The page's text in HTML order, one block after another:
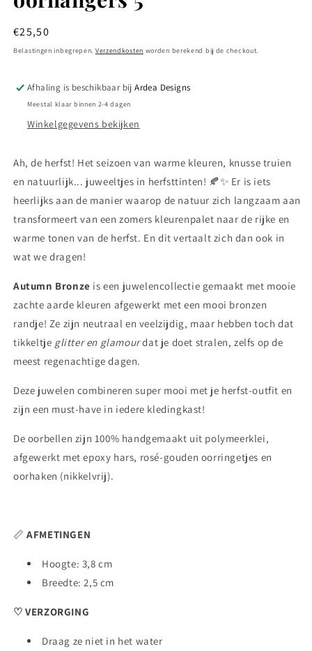
Normale
prijs
€25,50
Belastingen inbegrepen. Verzendkosten worden berekend bij de checkout.
Afhaling is beschikbaar bijArdea Designs
Meestal klaar binnen 2-4 dagen
Winkelgegevens bekijken
Ah, de herfst! Het seizoen van warme kleuren, knusse truien
en natuurlijk... juweeltjes in herfsttinten! 🍂✨ Er is iets
heerlijks aan de manier waarop de natuur zich langzaam aan
transformeert van een zomers kleurenpalet naar de rijke en
warme tonen van de herfst. En dit vertaalt zich dan ook in
wat we dragen!
Autumn Bronze is een juwelencollectie gemaakt met mooie
zachte aarde kleuren afgewerkt met een mooi bronzen
randje! Ze zijn neutraal en veelzijdig, maar hebben toch dat
tikkeltje glitter en glamourdat je doet stralen, zelfs op de
meest regenachtige dagen.
Deze juwelen combineren super mooi met je herfst-outfit en
zijn een must-have in iedere kledingkast!
De oorbellen zijn 100% handgemaakt uit polymeerklei,
afgewerkt met epoxy hars, rosé-gouden oorringetjes en
oorhaken (nikkelvrij).
📏 AFMETINGEN
Hoogte: 3,8 cm
Breedte: 2,5 cm
♡ VERZORGING
Draag ze niet in het water